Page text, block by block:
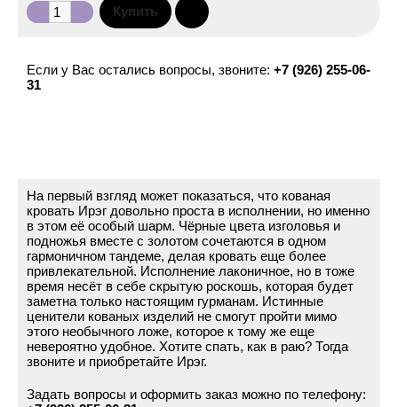
Если у Вас остались вопросы, звоните: +7 (926) 255-06-
31
На первый взгляд может показаться, что кованая
кровать Ирэг довольно проста в исполнении, но именно
в этом её особый шарм. Чёрные цвета изголовья и
подножья вместе с золотом сочетаются в одном
гармоничном тандеме, делая кровать еще более
привлекательной. Исполнение лаконичное, но в тоже
время несёт в себе скрытую роскошь, которая будет
заметна только настоящим гурманам. Истинные
ценители кованых изделий не смогут пройти мимо
этого необычного ложе, которое к тому же еще
невероятно удобное. Хотите спать, как в раю? Тогда
звоните и приобретайте Ирэг.
Задать вопросы и оформить заказ можно по телефону: